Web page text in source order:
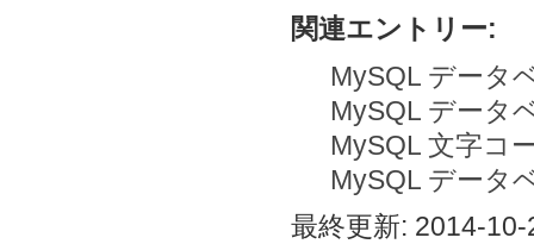
関連エントリー:
MySQL データ
MySQL データ
MySQL 文字コ
MySQL データ
最終更新: 2014-